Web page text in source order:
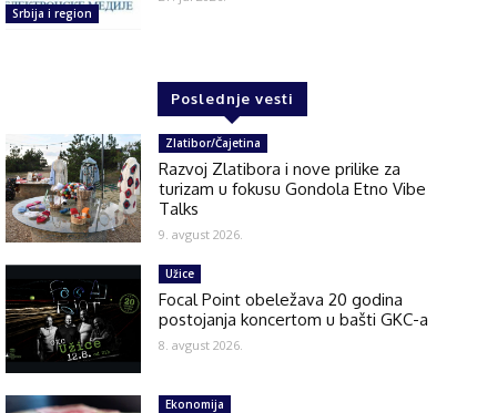
Srbija i region
Poslednje vesti
Zlatibor/Čajetina
Razvoj Zlatibora i nove prilike za
turizam u fokusu Gondola Etno Vibe
Talks
9. avgust 2026.
Užice
Focal Point obeležava 20 godina
postojanja koncertom u bašti GKC-a
8. avgust 2026.
Ekonomija